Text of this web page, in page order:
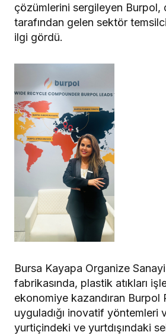
çözümlerini sergileyen Burpol,
tarafından gelen sektör
ilgi gördü.
Bursa Kayapa Organize
fabrikasında, plastik atıkları
ekonomiye kazandıran Burpol
uyguladığı inovatif yöntemleri
yurtiçindeki ve yurtdışındaki